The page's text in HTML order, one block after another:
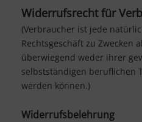
Widerrufsrecht für
(Verbraucher ist jede
Rechtsgeschäft zu Zwecken
überwiegend weder ihrer
selbstständigen beruflichen
werden können.)
Widerrufsbelehrung